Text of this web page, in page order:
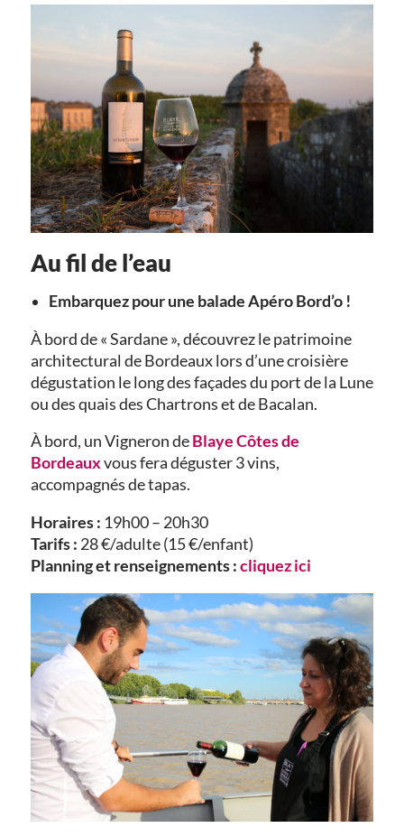
Au fil de l’eau
Embarquez pour une balade Apéro Bord’o !
À bord de « Sardane », découvrez le patrimoine
architectural de Bordeaux lors d’une croisière
dégustation le long des façades du port de la Lune
ou des quais des Chartrons et de Bacalan.
À bord, un Vigneron deBlaye Côtes de
Bordeauxvous fera déguster 3 vins,
accompagnés de tapas.
Horaires : 19h00 – 20h30
Tarifs : 28 €/adulte (15 €/enfant)
Planning et renseignements :cliquez ici